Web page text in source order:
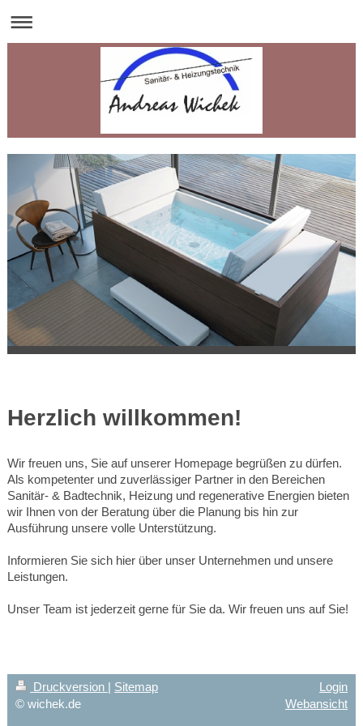
Herzlich willkommen!
Wir freuen uns, Sie auf unserer Homepage begrüßen zu dürfen.
Als kompetenter und zuverlässiger Partner in den Bereichen
Sanitär- & Badtechnik, Heizung und regenerative Energien bieten
wir Ihnen von der Beratung über die Planung bis hin zur
Ausführung unsere volle Unterstützung.
Informieren Sie sich hier über unser Unternehmen und unsere
Leistungen.
Unser Team ist jederzeit gerne für Sie da. Wir freuen uns auf Sie!
Druckversion | Sitemap
© wichek.de
Login
Webansicht